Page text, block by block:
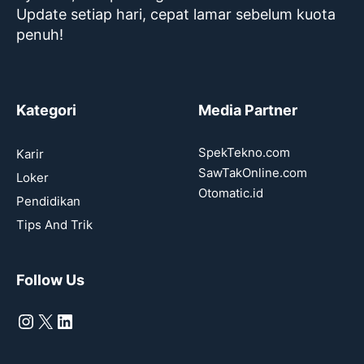
Update setiap hari, cepat lamar sebelum kuota
penuh!
Kategori
Karir
Loker
Pendidikan
Tips And Trik
Media Partner
SpekTekno.com
SawTakOnline.com
Otomatic.id
Follow Us
Instagram
X LinkedIn